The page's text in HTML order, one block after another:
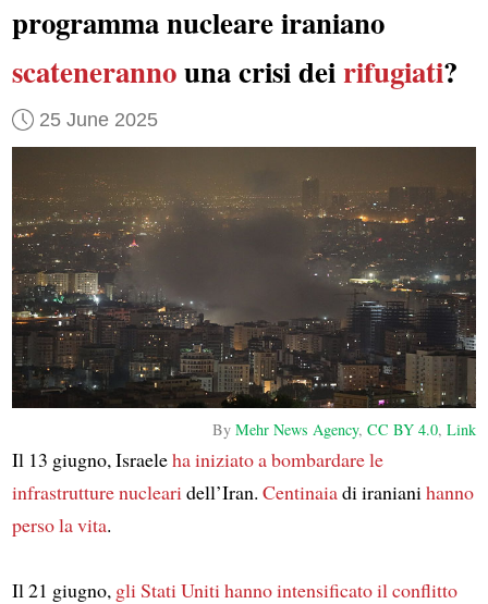
programma nucleare iraniano
scatenerannouna crisi deirifugiati?
25 June 2025
ByMehr News Agency,CC BY 4.0,Link
Il 13 giugno, Israeleha iniziato a bombardarele
infrastrutture nuclearidell’Iran. Centinaiadi iranianihanno
perso la vita.
Il 21 giugno, gli Stati Unitihanno intensificato il conflitto